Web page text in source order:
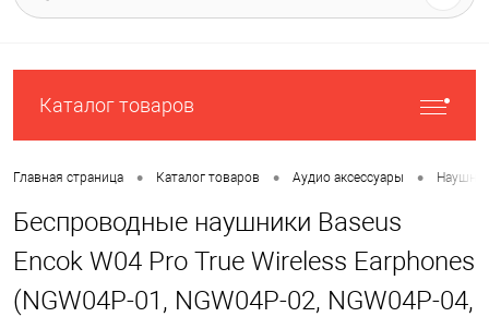
Каталог товаров
Главная страница • Каталог товаров • Аудио аксессуары •
Беспроводные наушники Baseus
Encok W04 Pro True Wireless Earphones
(NGW04P-01, NGW04P-02, NGW04P-04,